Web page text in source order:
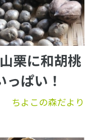
ちよこの森だより
栗に和胡桃
ぱい！